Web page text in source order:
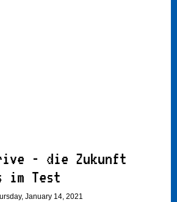
- die Zukunft
im Test
January 14, 2021